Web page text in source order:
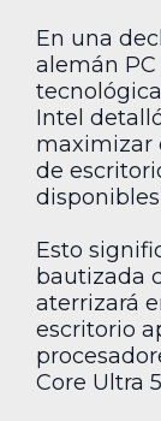
En una
alemán
Intel
maximizar
de
Esto
bautizada
aterrizará
escritorio
Core Ultra